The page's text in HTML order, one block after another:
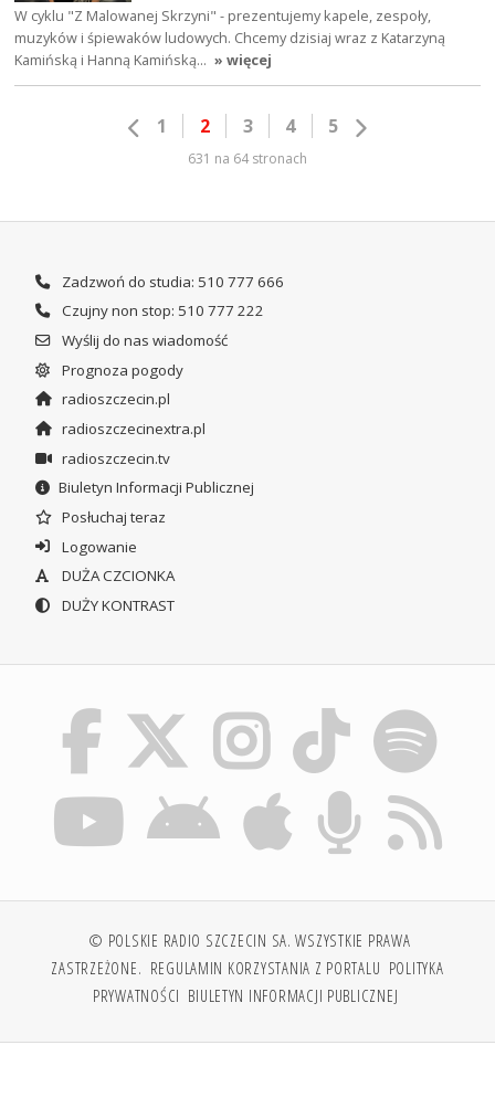
W cyklu "Z Malowanej Skrzyni" - prezentujemy kapele, zespoły,
muzyków i śpiewaków ludowych. Chcemy dzisiaj wraz z Katarzyną
Kamińską i Hanną Kamińską… » więcej
1 2 3 4 5
631 na 64 stronach
Zadzwoń do studia: 510 777 666
Czujny non stop: 510 777 222
Wyślij do nas wiadomość
Prognoza pogody
radioszczecin.pl
radioszczecinextra.pl
radioszczecin.tv
Biuletyn Informacji Publicznej
Posłuchaj teraz
Logowanie
DUŻA CZCIONKA
DUŻY KONTRAST
© POLSKIE RADIO SZCZECIN SA. WSZYSTKIE PRAWA
ZASTRZEŻONE. REGULAMIN KORZYSTANIA Z PORTALU POLITYKA
PRYWATNOŚCI BIULETYN INFORMACJI PUBLICZNEJ